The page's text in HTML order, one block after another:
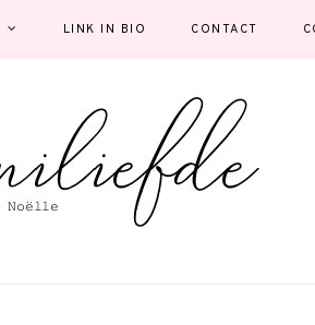
LINK IN BIO CONTACT